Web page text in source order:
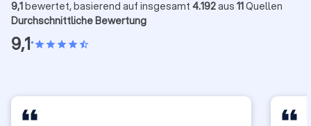
9,1bewertet, basierend auf insgesamt 4.192aus 11Quellen
Durchschnittliche Bewertung
9,1•starstarstarstarstar_half